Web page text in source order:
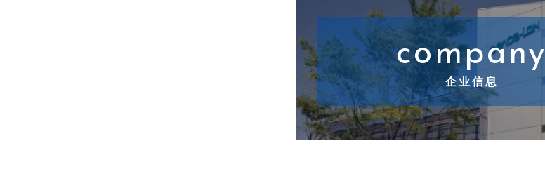
company
企业信息